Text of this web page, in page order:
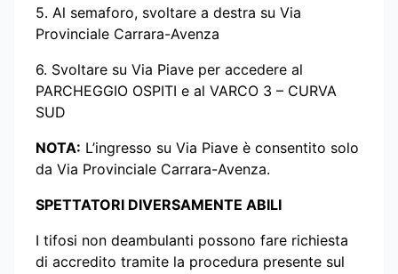
5.⁠ Al semaforo, svoltare a destra su Via
Provinciale Carrara-Avenza
6.⁠ Svoltare su Via Piave per accedere al
PARCHEGGIO OSPITI e al VARCO 3 – CURVA
SUD
NOTA: L’ingresso su Via Piave è consentito solo
da Via Provinciale Carrara-Avenza.
SPETTATORI DIVERSAMENTE ABILI
I tifosi non deambulanti possono fare richiesta
di accredito tramite la procedura presente sul